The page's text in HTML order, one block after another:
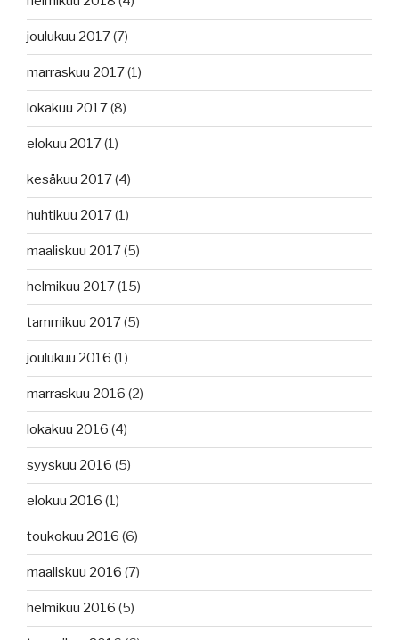
joulukuu 2017(7)
marraskuu 2017(1)
lokakuu 2017(8)
elokuu 2017(1)
kesäkuu 2017(4)
huhtikuu 2017(1)
maaliskuu 2017(5)
helmikuu 2017(15)
tammikuu 2017(5)
joulukuu 2016 (1)
marraskuu 2016 (2)
lokakuu 2016 (4)
syyskuu 2016 (5)
elokuu 2016 (1)
toukokuu 2016 (6)
maaliskuu 2016 (7)
helmikuu 2016 (5)